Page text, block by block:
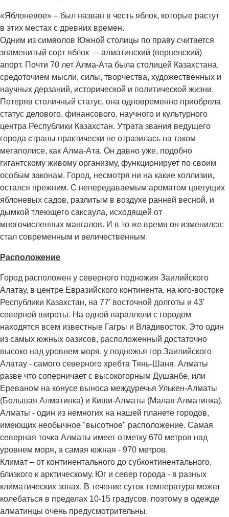
«Яблоневое» – был назван в честь яблок, которые растут
в этих местах с древних времен.
Одним из символов Южной столицы по праву считается
знаменитый сорт яблок — алматинский (верненский)
апорт. Почти 70 лет Алма-Ата была столицей Казахстана,
средоточием мысли, силы, творчества, художественных и
научных дерзаний, исторической и политической жизни.
Потеряв столичный статус, она одновременно приобрела
статус делового, финансового, научного и культурного
центра Республики Казахстан. Утрата звания ведущего
города страны практически не отразилась на таком
мегаполисе, как Алма-Ата. Он давно уже, подобно
гигантскому живому организму, функционирует по своим
особым законам. Город, несмотря ни на какие коллизии,
остался прежним. С непередаваемым ароматом цветущих
яблоневых садов, разлитым в воздухе ранней весной, и
дымкой тлеющего саксаула, исходящей от
многочисленных мангалов. И в то же время он изменился:
стал современным и величественным.
Расположение
Город расположен у северного подножия Заилийского
Алатау, в центре Евразийского континента, на юго-востоке
Республики Казахстан, на 77' восточной долготы и 43'
северной широты. На одной параллели с городом
находятся всем известные Гагры и Владивосток. Это один
из самых южных оазисов, расположенный достаточно
высоко над уровнем моря, у подножья гор Заилийского
Алатау - самого северного хребта Тянь-Шаня. Алматы
разве что соперничает с высокогорным Душанбе, или
Ереваном на конусе выноса междуречья Улькен-Алматы
(Большая Алматинка) и Киши-Алматы (Малая Алматинка).
Алматы - один из немногих на нашей планете городов,
имеющих необычное "высотное" расположение. Самая
северная точка Алматы имеет отметку 670 метров над
уровнем моря, а самая южная - 970 метров.
Климат – от континентального до субконтинентального,
близкого к арктическому. Юг и север города - в разных
климатических зонах. В течение суток температура может
колебаться в пределах 10-15 градусов, поэтому в одежде
алматинцы очень предусмотрительны.